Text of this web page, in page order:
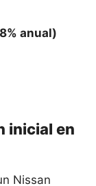
anual)
inicial en
Nissan